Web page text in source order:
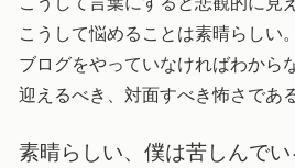
こうして悩めることは素晴らしい。
ブログをやっていなければわから
迎えるべき、対面すべき怖さである
素晴らしい、僕は苦しんでい